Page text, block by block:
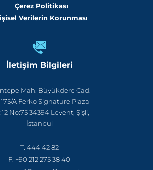
Çerez Politikası
Verilerin Korunması
İletişim Bilgileri
Mah. Büyükdere Cad.
A Ferko Signature Plaza
No:75 34394 Levent, Şişli,
İstanbul
T. 444 42 82
F. +90 212 275 38 40